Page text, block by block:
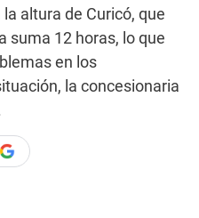
altura de Curicó, que
suma 12 horas, lo que
en los
la concesionaria